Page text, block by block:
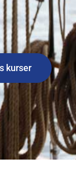
kurser